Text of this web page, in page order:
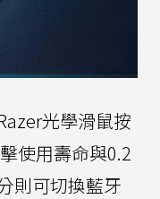
光學滑鼠按
使用壽命與0.2
則可切換藍牙